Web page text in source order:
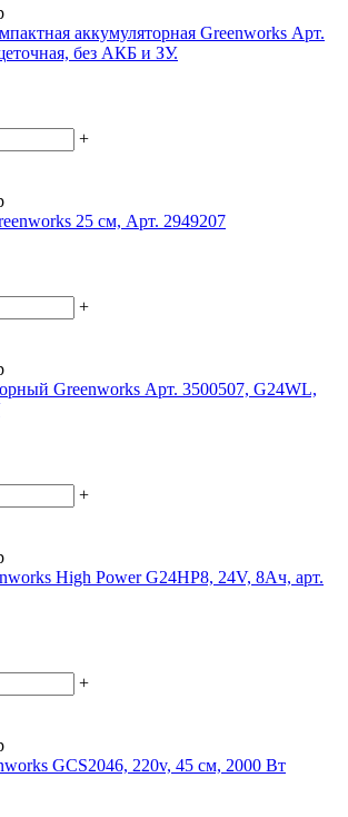
аккумуляторная Greenworks Арт.
без АКБ и ЗУ.
+
25 см, Арт. 2949207
+
Greenworks Арт. 3500507, G24WL,
+
High Power G24HP8, 24V, 8Ач, арт.
+
GCS2046, 220v, 45 см, 2000 Вт